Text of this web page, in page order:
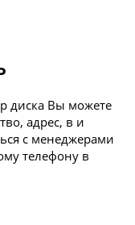
диска Вы можете
адрес, в и
с менеджерами
телефону в